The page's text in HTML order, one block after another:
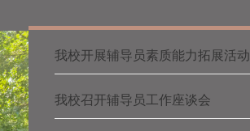
我校开展辅导员素质能力拓展活动
我校召开辅导员工作座谈会